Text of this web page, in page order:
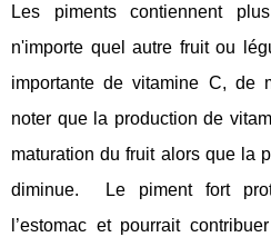
Les piments contiennent
n'importe quel autre fruit ou
importante de vitamine C, de
noter que la production de
maturation du fruit alors que la
diminue. Le piment fort
l’estomac et pourrait